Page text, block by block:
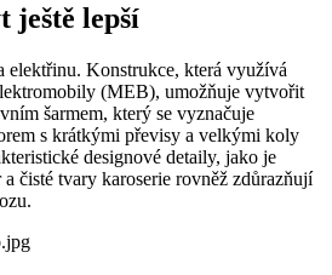
ještě lepší
elektřinu. Konstrukce, která využívá
(MEB), umožňuje vytvořit
šarmem, který se vyznačuje
s krátkými převisy a velkými koly
designové detaily, jako je
čisté tvary karoserie rovněž zdůrazňují